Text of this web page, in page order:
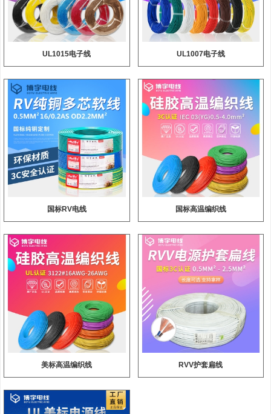
UL1015电子线 UL1007电子线
国标RV电线 国标高温编织线
美标高温编织线 RVV护套扁线